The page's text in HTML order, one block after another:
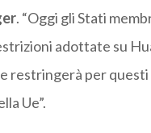
. “Oggi gli Stati
adottate su
restringerà per
Ue”.